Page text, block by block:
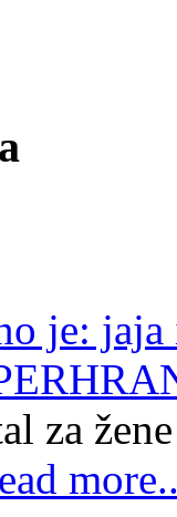
je: jaja
za žene